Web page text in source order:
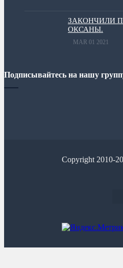
ЗАКОНЧИЛИ
ОКСАНЫ.
MAR 01 2021
Подписывайтесь на нашу
Copyright 2010-